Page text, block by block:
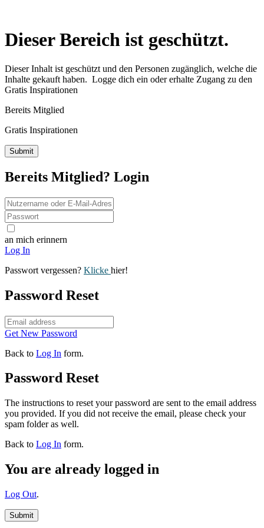
Dieser Bereich ist geschützt.
Dieser Inhalt ist geschützt und den Personen zugänglich, welche die
Inhalte gekauft haben. Logge dich ein oder erhalte Zugang zu den
Gratis Inspirationen
Bereits Mitglied
Gratis Inspirationen
Bereits Mitglied? Login
an mich erinnern
Log In
Passwort vergessen? Klicke hier!
Password Reset
Get New Password
Back to Log In form.
Password Reset
The instructions to reset your password are sent to the email address
you provided. If you did not receive the email, please check your
spam folder as well.
Back to Log In form.
You are already logged in
Log Out.